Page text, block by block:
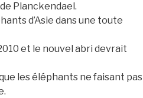
Planckendael.
d’Asie dans une toute
et le nouvel abri devrait
les éléphants ne faisant pas